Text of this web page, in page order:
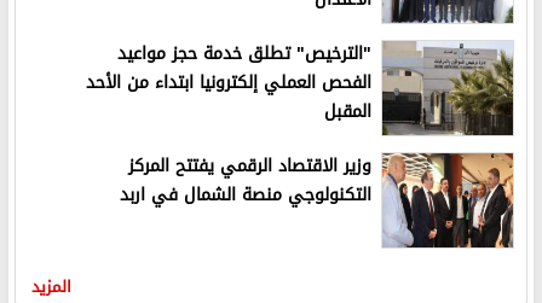
"الترخيص" تطلق خدمة حجز مواعيد
الفحص العملي إلكترونيا ابتداء من الأحد
المقبل
وزير الاقتصاد الرقمي يفتتح المركز
التكنولوجي منصة الشمال في اربد
المزيد